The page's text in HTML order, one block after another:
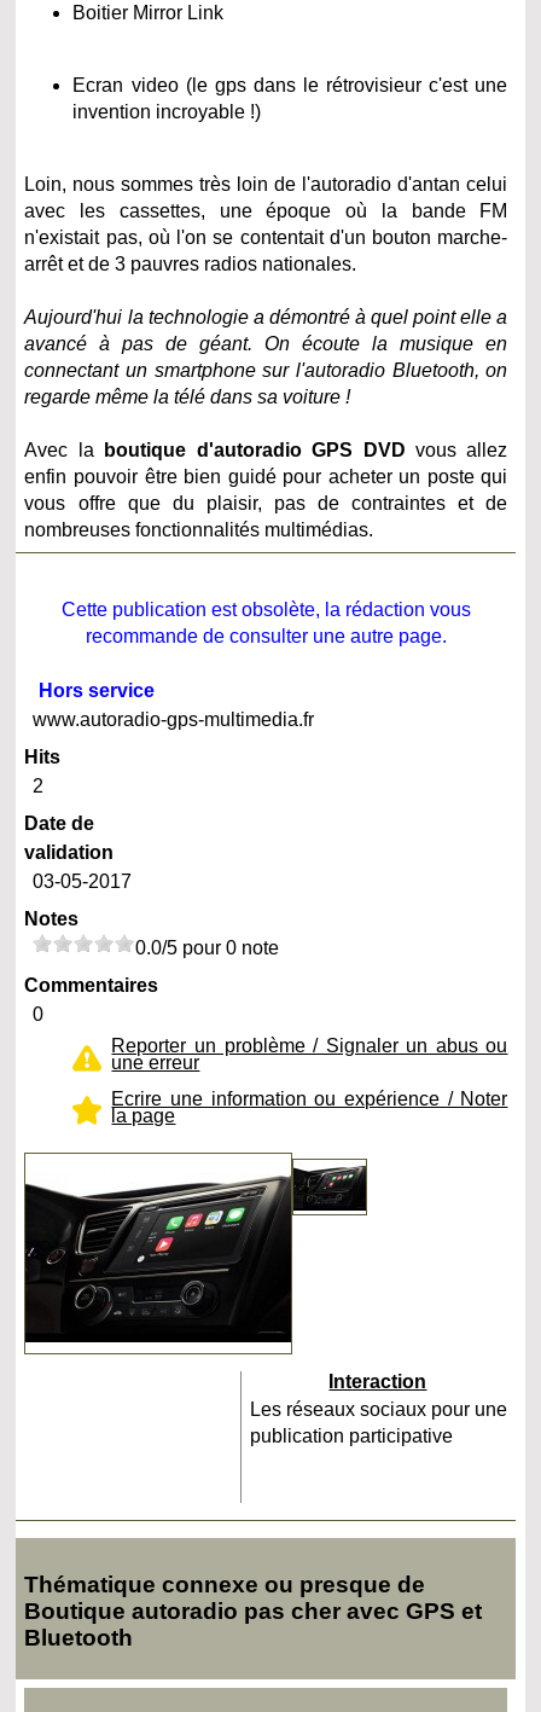
Boitier Mirror Link
Ecran video (le gps dans le rétrovisieur c'est une
invention incroyable !)
Loin, nous sommes très loin de l'autoradio d'antan celui
avec les cassettes, une époque où la bande FM
n'existait pas, où l'on se contentait d'un bouton marche-
arrêt et de 3 pauvres radios nationales.
Aujourd'hui la technologie a démontré à quel point elle a
avancé à pas de géant. On écoute la musique en
connectant un smartphone sur l'autoradio Bluetooth, on
regarde même la télé dans sa voiture !
Avec la boutique d'autoradio GPS DVD vous allez
enfin pouvoir être bien guidé pour acheter un poste qui
vous offre que du plaisir, pas de contraintes et de
nombreuses fonctionnalités multimédias.
Cette publication est obsolète, la rédaction vous
recommande de consulter une autre page.
Hors service
www.autoradio-gps-multimedia.fr
Hits
2
Date de
validation
03-05-2017
Notes
0.0/5 pour 0 note
Commentaires
0
Reporter un problème / Signaler un abus ou
une erreur
Ecrire une information ou expérience / Noter
la page
Interaction
Les réseaux sociaux pour une
publication participative
Thématique connexe ou presque de
Boutique autoradio pas cher avec GPS et
Bluetooth